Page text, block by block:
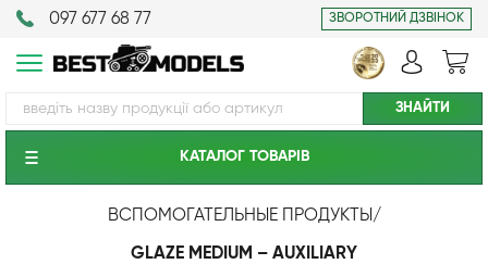
097 677 68 77 ЗВОРОТНИЙ ДЗВІНОК
КАТАЛОГ ТОВАРIВ
ВСПОМОГАТЕЛЬНЫЕ ПРОДУКТЫ /
GLAZE MEDIUM – AUXILIARY